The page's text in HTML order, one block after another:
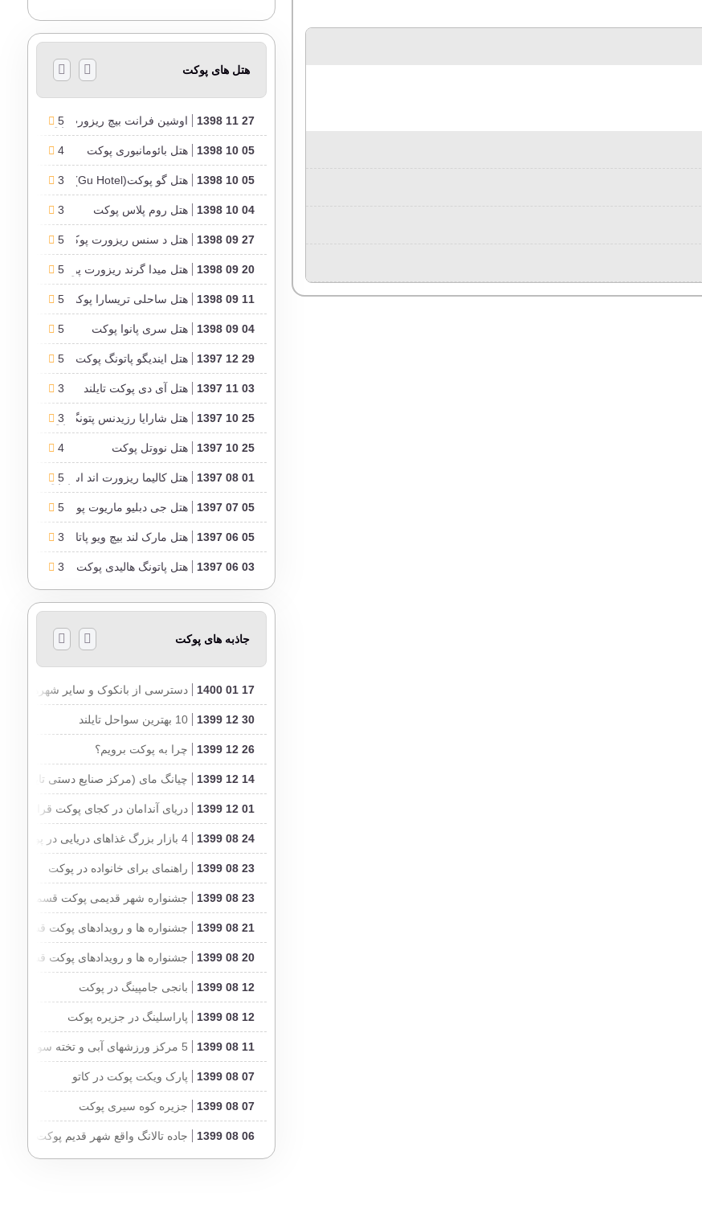
هتل های پوکت
27 11 1398 اوشین فرانت بیچ ریزورت پوکت
5
05 10 1398 هتل بائومانبوری پوکت 4
05 10 1398 هتل گو پوکت(Gu Hotel) 3
04 10 1398 هتل روم پلاس پوکت 3
27 09 1398 هتل د سنس ریزورت پوکت5
20 09 1398 هتل میدا گرند ریزورت پوکت
5
11 09 1398 هتل ساحلی تریسارا پوکت 5
04 09 1398 هتل سری پانوا پوکت 5
29 12 1397 هتل ایندیگو پاتونگ پوکت Indigo Phuket Patong 5
03 11 1397 هتل آی دی پوکت تایلند 3
25 10 1397 هتل شارایا رزیدنس پتونگ پوکت
3
25 10 1397 هتل نووتل پوکت 4
01 08 1397 هتل کالیما ریزورت اند اسپا پوکت تایلند
5
05 07 1397 هتل جی دبلیو ماریوت پوکت تایلند
5
05 06 1397 هتل مارک لند بیچ ویو پاتایا تایلند
3
03 06 1397 هتل پاتونگ هالیدی پوکت تایلند
3
جاذبه های پوکت
17 01 1400 دسترسی از بانکوک و سایر شهرهای تایلند
30 12 1399 10 بهترین سواحل تایلند
26 12 1399 چرا به پوکت برویم؟
14 12 1399 چیانگ مای (مرکز صنایع دستی تایلند)
01 12 1399 دریای آندامان در کجای پوکت قرار دارد؟
24 08 1399 4 بازار بزرگ غذاهای دریایی در پوکت
23 08 1399 راهنمای برای خانواده در پوکت
23 08 1399 جشنواره شهر قدیمی پوکت قسمت
21 08 1399 جشنواره ها و رویدادهای پوکت قسمت
20 08 1399 جشنواره ها و رویدادهای پوکت قسمت
12 08 1399 بانجی جامپینگ در پوکت
12 08 1399 پاراسلینگ در جزیره پوکت
11 08 1399 5 مرکز ورزشهای آبی و تخته سواری پوکت
07 08 1399 پارک ویکت پوکت در کاتو
07 08 1399 جزیره کوه سیری پوکت
06 08 1399 جاده تالانگ واقع شهر قدیم پوکت